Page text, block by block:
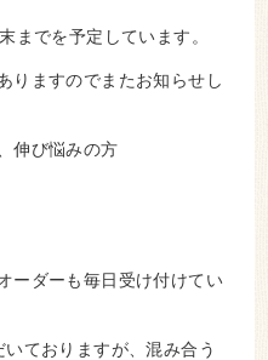
までを予定しています。
りますのでまたお知らせし
伸び悩みの方
ーダーも毎日受け付けてい
ておりますが、混み合う